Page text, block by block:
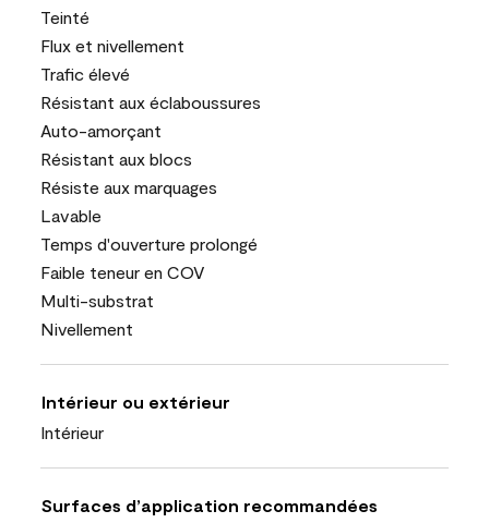
Teinté
Flux et nivellement
Trafic élevé
Résistant aux éclaboussures
Auto-amorçant
Résistant aux blocs
Résiste aux marquages
Lavable
Temps d'ouverture prolongé
Faible teneur en COV
Multi-substrat
Nivellement
Intérieur ou extérieur
Intérieur
Surfaces d’application recommandées